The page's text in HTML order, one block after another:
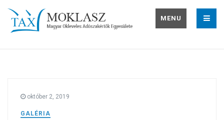
MENU
október 2, 2019
GALÉRIA